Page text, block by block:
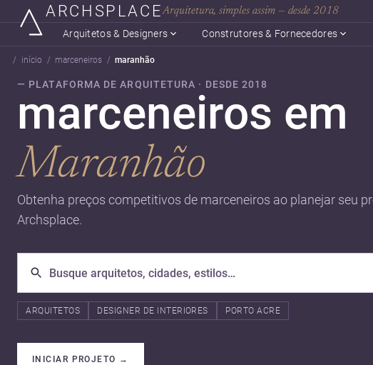
ARCHSPLACEArquitetura, simples assim — desde 2018
Arquitetos & Designers Construtores & Fornecedores
início marceneiros maranhão
— PLATAFORMA DE ARQUITETURA · DESDE 2018
marceneiros em
Maranhão
Obtenha preços competitivos de marceneiros ao planejar seu
Archsplace.
ARQUITETOS DESIGNER DE INTERIORES PORTO ACRE
INICIAR PROJETO →